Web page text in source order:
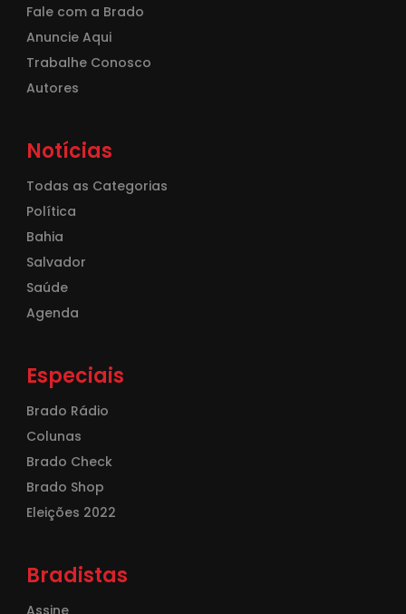
Fale com a Brado
Anuncie Aqui
Trabalhe Conosco
Autores
Notícias
Todas as Categorias
Política
Bahia
Salvador
Saúde
Agenda
Especiais
Brado Rádio
Colunas
Brado Check
Brado Shop
Eleições 2022
Bradistas
Assine